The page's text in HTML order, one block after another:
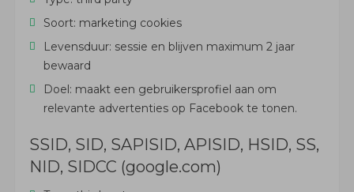
Soort: marketing cookies
Levensduur: sessie en blijven maximum 2 jaar
bewaard
Doel: maakt een gebruikersprofiel aan om
relevante advertenties op Facebook te tonen.
SSID, SID, SAPISID, APISID, HSID, SS,
NID, SIDCC (google.com)